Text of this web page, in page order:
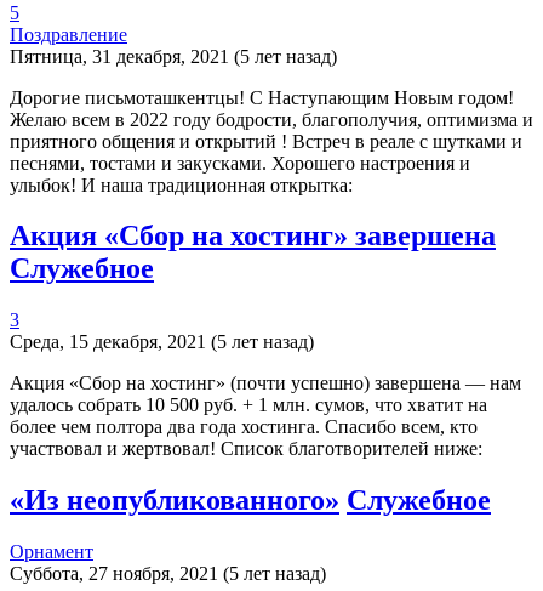
5
Поздравление
Пятница, 31 декабря, 2021 (5 лет назад)
Дорогие письмоташкентцы! С Наступающим Новым годом!
Желаю всем в 2022 году бодрости, благополучия, оптимизма и
приятного общения и открытий ! Встреч в реале с шутками и
песнями, тостами и закусками. Хорошего настроения и
улыбок! И наша традиционная открытка:
Акция «Сбор на хостинг» завершена
Служебное
3
Среда, 15 декабря, 2021 (5 лет назад)
Акция «Сбор на хостинг» (почти успешно) завершена — нам
удалось собрать 10 500 руб. + 1 млн. сумов, что хватит на
более чем полтора два года хостинга. Спасибо всем, кто
участвовал и жертвовал! Список благотворителей ниже:
«Из неопубликованного» Служебное
Орнамент
Суббота, 27 ноября, 2021 (5 лет назад)